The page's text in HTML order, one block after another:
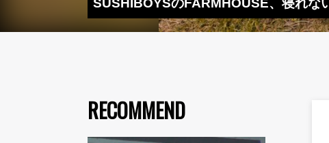
SUSHIBOYSのFARMHOUSE、寝れな
RECOMMEND